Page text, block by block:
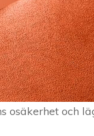
osäkerhet och